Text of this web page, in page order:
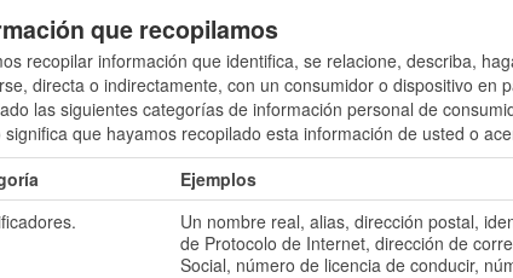
que recopilamos
recopilar información que identifica, se relacione, describa,
directa o indirectamente, con un consumidor o dispositivo en
las siguientes categorías de información personal de
significa que hayamos recopilado esta información de usted o
Ejemplos
Un nombre real, alias, dirección postal,
de Protocolo de Internet, dirección de
Social, número de licencia de conducir,